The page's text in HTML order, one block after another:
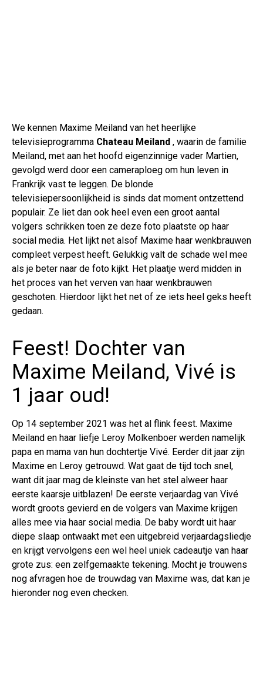
We kennen Maxime Meiland van het heerlijke
televisieprogramma Chateau Meiland , waarin de familie
Meiland, met aan het hoofd eigenzinnige vader Martien,
gevolgd werd door een cameraploeg om hun leven in
Frankrijk vast te leggen. De blonde
televisiepersoonlijkheid is sinds dat moment ontzettend
populair. Ze liet dan ook heel even een groot aantal
volgers schrikken toen ze deze foto plaatste op haar
social media. Het lijkt net alsof Maxime haar wenkbrauwen
compleet verpest heeft. Gelukkig valt de schade wel mee
als je beter naar de foto kijkt. Het plaatje werd midden in
het proces van het verven van haar wenkbrauwen
geschoten. Hierdoor lijkt het net of ze iets heel geks heeft
gedaan.
Feest! Dochter van
Maxime Meiland, Vivé is
1 jaar oud!
Op 14 september 2021 was het al flink feest. Maxime
Meiland en haar liefje Leroy Molkenboer werden namelijk
papa en mama van hun dochtertje Vivé. Eerder dit jaar zijn
Maxime en Leroy getrouwd. Wat gaat de tijd toch snel,
want dit jaar mag de kleinste van het stel alweer haar
eerste kaarsje uitblazen! De eerste verjaardag van Vivé
wordt groots gevierd en de volgers van Maxime krijgen
alles mee via haar social media. De baby wordt uit haar
diepe slaap ontwaakt met een uitgebreid verjaardagsliedje
en krijgt vervolgens een wel heel uniek cadeautje van haar
grote zus: een zelfgemaakte tekening. Mocht je trouwens
nog afvragen hoe de trouwdag van Maxime was, dat kan je
hieronder nog even checken.